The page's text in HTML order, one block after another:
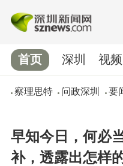
首页
察理思特 问政深圳 要
深圳 视频
早知今日，何必
补，透露出怎样